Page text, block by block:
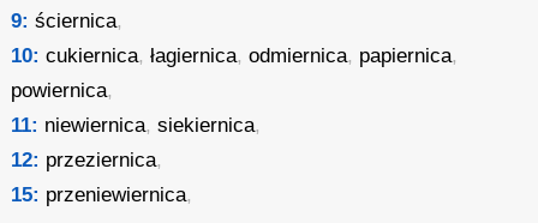
9: ściernica,
10: cukiernica,łagiernica,odmiernica, papiernica,
powiernica,
11: niewiernica,siekiernica,
12: przeziernica,
15: przeniewiernica,